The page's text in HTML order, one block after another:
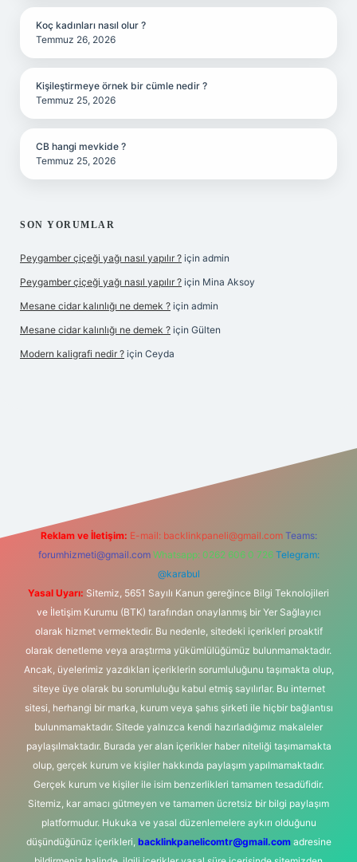
Koç kadınları nasıl olur ?
Temmuz 26, 2026
Kişileştirmeye örnek bir cümle nedir ?
Temmuz 25, 2026
CB hangi mevkide ?
Temmuz 25, 2026
SON YORUMLAR
Peygamber çiçeği yağı nasıl yapılır ? için admin
Peygamber çiçeği yağı nasıl yapılır ? için Mina Aksoy
Mesane cidar kalınlığı ne demek ? için admin
Mesane cidar kalınlığı ne demek ? için Gülten
Modern kaligrafi nedir ? için Ceyda
Reklam ve İletişim: E-mail: backlinkpaneli@gmail.com Teams:
forumhizmeti@gmail.com Whatsapp: 0262 606 0 726 Telegram:
@karabul
Yasal Uyarı: Sitemiz, 5651 Sayılı Kanun gereğince Bilgi Teknolojileri
ve İletişim Kurumu (BTK) tarafından onaylanmış bir Yer Sağlayıcı
olarak hizmet vermektedir. Bu nedenle, sitedeki içerikleri proaktif
olarak denetleme veya araştırma yükümlülüğümüz bulunmamaktadır.
Ancak, üyelerimiz yazdıkları içeriklerin sorumluluğunu taşımakta olup,
siteye üye olarak bu sorumluluğu kabul etmiş sayılırlar. Bu internet
sitesi, herhangi bir marka, kurum veya şahıs şirketi ile hiçbir bağlantısı
bulunmamaktadır. Sitede yalnızca kendi hazırladığımız makaleler
paylaşılmaktadır. Burada yer alan içerikler haber niteliği taşımamakta
olup, gerçek kurum ve kişiler hakkında paylaşım yapılmamaktadır.
Gerçek kurum ve kişiler ile isim benzerlikleri tamamen tesadüfidir.
Sitemiz, kar amacı gütmeyen ve tamamen ücretsiz bir bilgi paylaşım
platformudur. Hukuka ve yasal düzenlemelere aykırı olduğunu
düşündüğünüz içerikleri, backlinkpanelicomtr@gmail.comadresine